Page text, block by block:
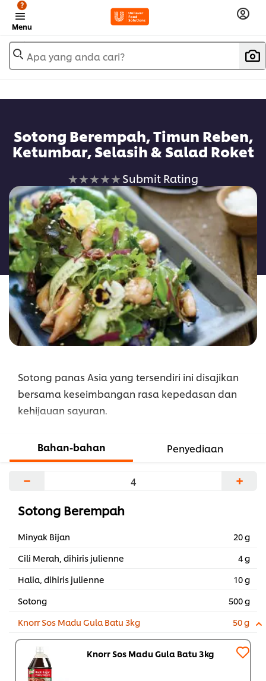
Menu
?
Apa yang anda cari?
Sotong Berempah, Timun Reben,
Ketumbar, Selasih & Salad Roket
No
ratings
submitted
for
this
recipe
Submit Rating
Sotong panas Asia yang tersendiri ini disajikan
bersama keseimbangan rasa kepedasan dan
kehijauan sayuran.
Bahan-bahan Penyediaan
− +
Sotong Berempah
Minyak Bijan
20 g
Cili Merah, dihiris julienne
4 g
Halia, dihiris julienne
10 g
Sotong
500 g
Knorr Sos Madu Gula Batu 3kg
50 g
Knorr Sos Madu Gula Batu 3kg